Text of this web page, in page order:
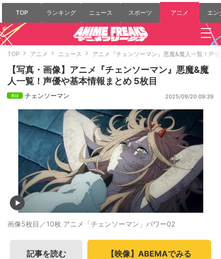
TOP ランキング ニュース スポーツ アニメ エン
TOP アニメ ニュース アニメ『チェンソーマン』悪魔&魔人一覧！声
【写真・画像】アニメ『チェンソーマン』悪魔&魔
人一覧！声優や基本情報まとめ 5枚目
チェンソーマン 2025/09/20 09:39
画像5枚目／10枚 アニメ「チェンソーマン」パワー02
記事を読む 【映像】ABEMAでみる